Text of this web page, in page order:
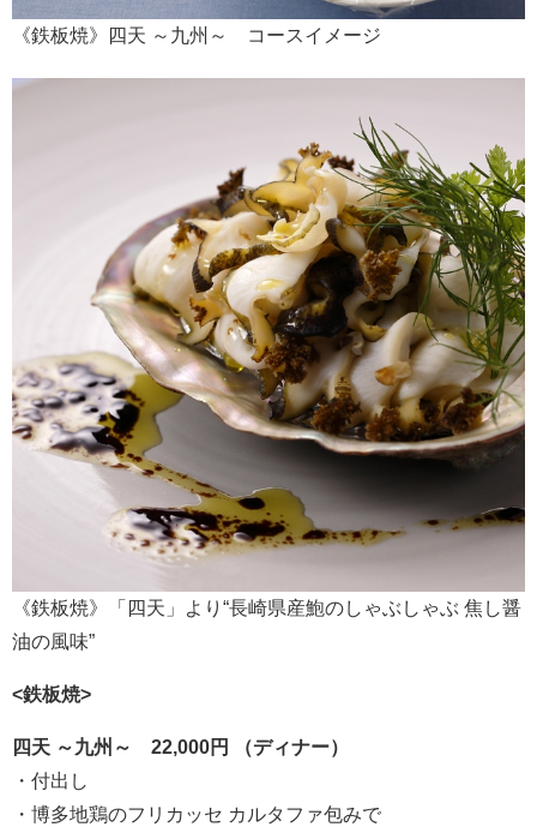
《鉄板焼》四天 ～九州～ コースイメージ
《鉄板焼》「四天」より“長崎県産鮑のしゃぶしゃぶ 焦し醤
油の風味”
<鉄板焼>
四天 ～九州～ 22,000円 （ディナー）
・付出し
・博多地鶏のフリカッセ カルタファ包みで